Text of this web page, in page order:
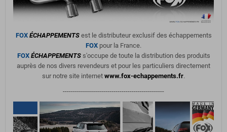
FOX ÉCHAPPEMENTSest le distributeur exclusif des échappements
FOX pour la France.
FOX ÉCHAPPEMENTSs'occupe de toute la distribution des produits
auprès de nos divers revendeurs et pour les particuliers directement
sur notre site internet www.fox-echappements.fr.
--------------------------------------------------